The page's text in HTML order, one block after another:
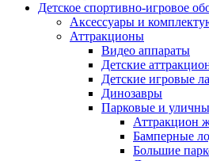
Детское спортивно-игровое
Аксессуары и
Аттракционы
Видео аппараты
Детские
Детские игровые
Динозавры
Парковые и
Аттракцион
Бамперные
Большие